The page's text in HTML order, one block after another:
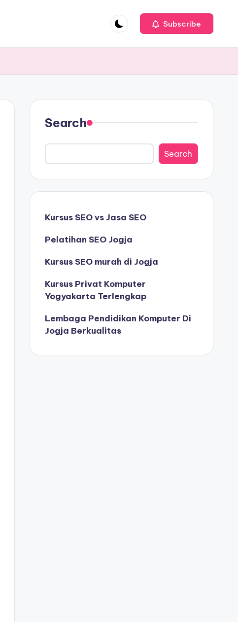
Subscribe
Search
Search
Kursus SEO vs Jasa SEO
Pelatihan SEO Jogja
Kursus SEO murah di Jogja
Kursus Privat Komputer
Yogyakarta Terlengkap
Lembaga Pendidikan Komputer Di
Jogja Berkualitas